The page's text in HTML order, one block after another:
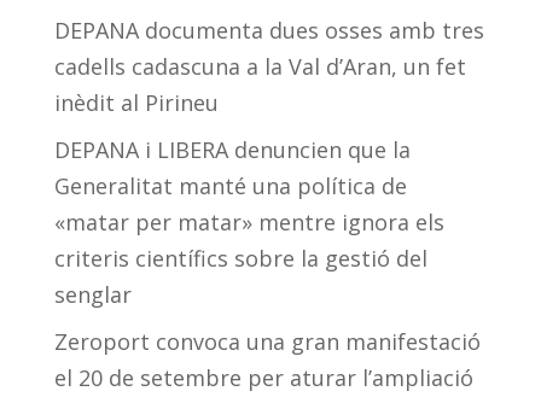
DEPANA documenta dues osses amb tres
cadells cadascuna a la Val d’Aran, un fet
inèdit al Pirineu
DEPANA i LIBERA denuncien que la
Generalitat manté una política de
«matar per matar» mentre ignora els
criteris científics sobre la gestió del
senglar
Zeroport convoca una gran manifestació
el 20 de setembre per aturar l’ampliació